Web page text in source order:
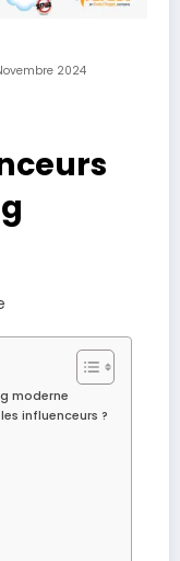
2024
moderne
influenceurs ?